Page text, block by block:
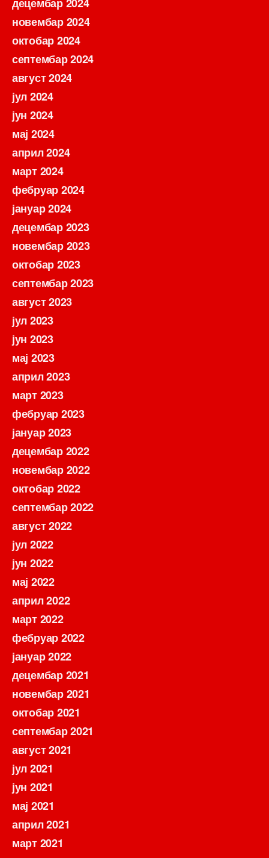
новембар 2024
октобар 2024
септембар 2024
август 2024
јул 2024
јун 2024
мај 2024
април 2024
март 2024
фебруар 2024
јануар 2024
децембар 2023
новембар 2023
октобар 2023
септембар 2023
август 2023
јул 2023
јун 2023
мај 2023
април 2023
март 2023
фебруар 2023
јануар 2023
децембар 2022
новембар 2022
октобар 2022
септембар 2022
август 2022
јул 2022
јун 2022
мај 2022
април 2022
март 2022
фебруар 2022
јануар 2022
децембар 2021
новембар 2021
октобар 2021
септембар 2021
август 2021
јул 2021
јун 2021
мај 2021
април 2021
март 2021